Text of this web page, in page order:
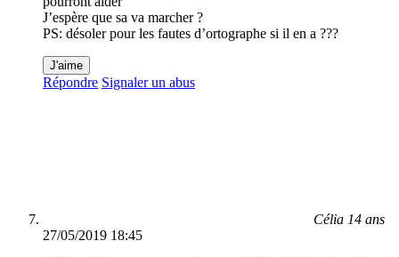
J’espère que sa va marcher ?
PS: désoler pour les fautes d’ortographe si il en a ???
J'aime
Répondre Signaler un abus
Célia 14 ans
27/05/2019 18:45